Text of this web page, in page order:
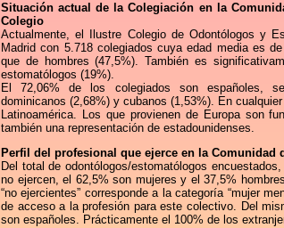
Situación actual de la Colegiación en la
Colegio
Actualmente, el Ilustre Colegio de Odontólogos y
Madrid con 5.718 colegiados cuya edad media es
que de hombres (47,5%). También es
estomatólogos (19%).
El 72,06% de los colegiados son españoles,
dominicanos (2,68%) y cubanos (1,53%). En
Latinoamérica. Los que provienen de Europa son
también una representación de estadounidenses.
Perfil del profesional que ejerce en la Comunidad
Del total de odontólogos/estomatólogos
no ejercen, el 62,5% son mujeres y el 37,5%
“no ejercientes” corresponde a la categoría “mujer
de acceso a la profesión para este colectivo. Del
son españoles. Prácticamente el 100% de los